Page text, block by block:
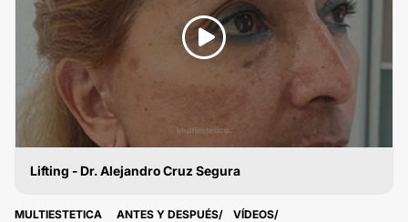
Lifting - Dr. Alejandro Cruz Segura
MULTIESTETICA ANTES Y DESPUÉS
VÍDEOS